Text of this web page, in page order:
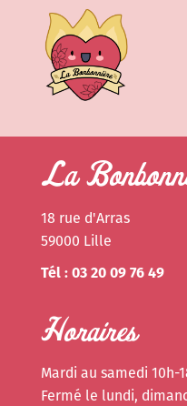
La
18 rue d'Arras
59000 Lille
Tél : 03 20 09 76 49
Horaires
Mardi au samedi 10h-
Fermé le lundi,